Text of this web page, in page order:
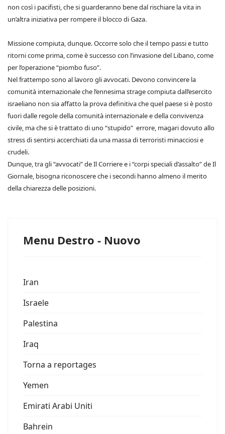
non così i pacifisti, che si guarderanno bene dal rischiare la vita in
un’altra iniziativa per rompere il blocco di Gaza.
Missione compiuta, dunque. Occorre solo che il tempo passi e tutto
ritorni come prima, come è successo con l’invasione del Libano, come
per l’operazione “piombo fuso”.
Nel frattempo sono al lavoro gli avvocati. Devono convincere la
comunità internazionale che l’ennesima strage compiuta dall’esercito
israeliano non sia affatto la prova definitiva che quel paese si è posto
fuori dalle regole della comunità internazionale e della convivenza
civile, ma che si è trattato di uno “stupido” errore, magari dovuto allo
stress di sentirsi accerchiati da una massa di terroristi minacciosi e
crudeli.
Dunque, tra gli “avvocati” de Il Corriere e i “corpi speciali d’assalto” de Il
Giornale, bisogna riconoscere che i secondi hanno almeno il merito
della chiarezza delle posizioni.
Menu Destro - Nuovo
Iran
Israele
Palestina
Iraq
Torna a reportages
Yemen
Emirati Arabi Uniti
Bahrein